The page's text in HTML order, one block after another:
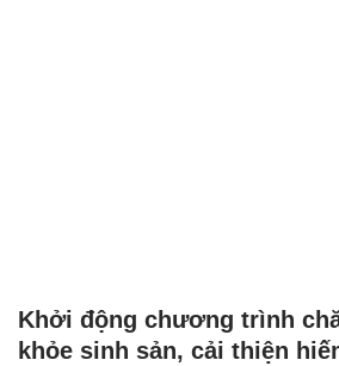
Khởi động chương trình
khỏe sinh sản, cải thiện